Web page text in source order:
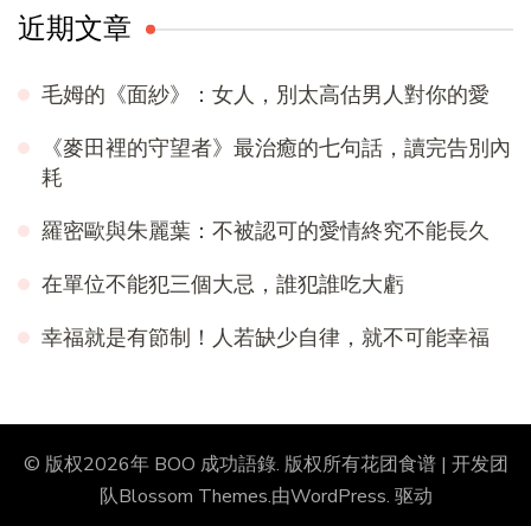
近期文章
毛姆的《面紗》：女人，別太高估男人對你的愛
《麥田裡的守望者》最治癒的七句話，讀完告別內
耗
羅密歐與朱麗葉：不被認可的愛情終究不能長久
在單位不能犯三個大忌，誰犯誰吃大虧
幸福就是有節制！人若缺少自律，就不可能幸福
© 版权2026年 BOO 成功語錄. 版权所有花团食谱 | 开发团
队Blossom Themes.由WordPress. 驱动